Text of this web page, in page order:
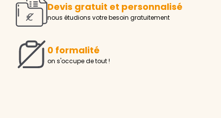
Devis gratuit et personnalisé
nous étudions votre besoin gratuitement
0 formalité
on s'occupe de tout !